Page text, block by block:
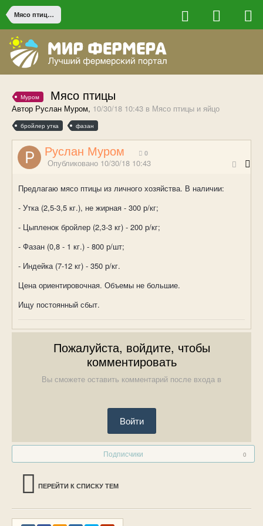
Мясо птицы и яйцо
Муром Мясо птицы
Автор Руслан Муром, 10/30/18 10:43 в Мясо птицы и яйцо
бройлер утка фазан
Руслан Муром 0
Опубликовано 10/30/18 10:43
Предлагаю мясо птицы из личного хозяйства. В наличии:
- Утка (2,5-3,5 кг.), не жирная - 300 р/кг;
- Цыпленок бройлер (2,3-3 кг) - 200 р/кг;
- Фазан (0,8 - 1 кг.) - 800 р/шт;
- Индейка (7-12 кг) - 350 р/кг.
Цена ориентировочная. Объемы не большие.
Ищу постоянный сбыт.
Пожалуйста, войдите, чтобы
комментировать
Вы сможете оставить комментарий после входа в
Войти
Подписчики 0
ПЕРЕЙТИ К СПИСКУ ТЕМ